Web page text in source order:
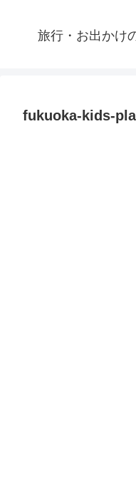
旅行・お出かけ
fukuoka-kids-